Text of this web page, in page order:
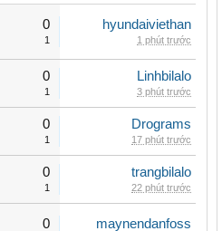
0
1
hyundaiviethan
1 phút trước
0
1
Linhbilalo
3 phút trước
0
1
Drograms
17 phút trước
0
1
trangbilalo
22 phút trước
0 maynendanfoss